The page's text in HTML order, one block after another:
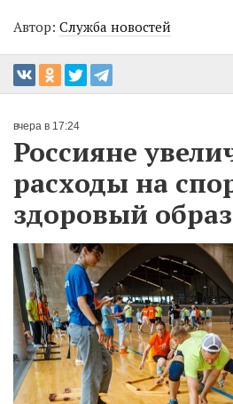
Автор: Служба новостей
вчера в 17:24
Россияне
расходы на
здоровый